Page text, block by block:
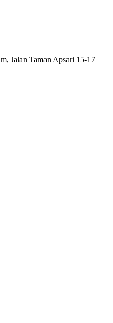
Jalan Taman Apsari 15-17